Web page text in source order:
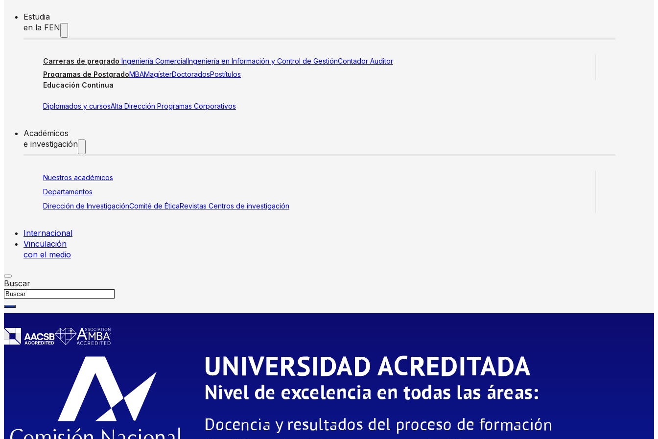
Estudia
en la FEN
Carreras de pregrado Ingeniería ComercialIngeniería en Información y Control de GestiónContador Auditor
Programas de PostgradoMBAMagísterDoctoradosPostítulos
Educación Continua
Diplomados y cursosAlta Dirección Programas Corporativos
Académicos
e investigación
Nuestros académicos
Departamentos
Dirección de InvestigaciónComité de ÉticaRevistas Centros de investigación
Internacional
Vinculación
con el medio
Buscar